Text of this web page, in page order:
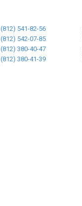
541-82-56
542-07-85
380-40-47
380-41-39